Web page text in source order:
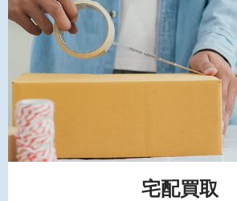
宅配買取